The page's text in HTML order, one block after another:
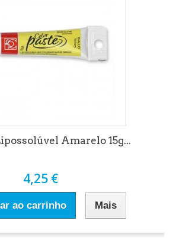
Amarelo 15g...
4,25 €
ao carrinho Mais